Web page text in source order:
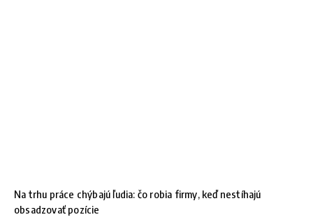
Na trhu práce chýbajú ľudia: čo robia firmy, keď nestíhajú
obsadzovať pozície